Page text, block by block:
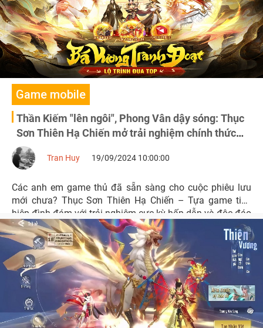
Game mobile
Thần Kiếm "lên ngôi", Phong Vân dậy sóng: Thục
Sơn Thiên Hạ Chiến mở trải nghiệm chính thức
hôm nay!
Tran Huy 19/09/2024 10:00:00
Các anh em game thủ đã sẵn sàng cho cuộc phiêu lưu
mới chưa? Thục Sơn Thiên Hạ Chiến – Tựa game tiên
hiệp đình đám với trải nghiệm cực kỳ hấp dẫn và độc đáo
đã mở trải nghiệm chính thức vào 10h sáng ngày 19/9.